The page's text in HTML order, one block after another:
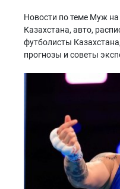
Новости по теме Муж
Казахстана, авто,
футболисты
прогнозы и советы